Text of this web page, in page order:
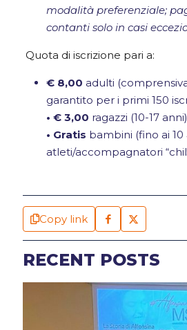
modalità preferenziale;
contanti solo in casi
Quota di iscrizione pari a:
€ 8,00 adulti
garantito per i primi 150
• € 3,00 ragazzi (10-17
• Gratis bambini (fino ai 10
atleti/accompagnatori
Copy link
RECENT POSTS